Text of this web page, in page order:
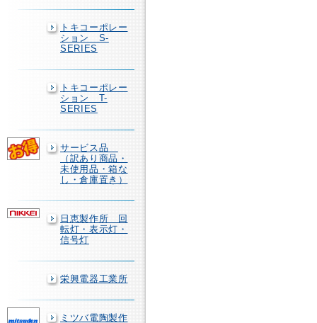
トキコーポレー
ション S-
SERIES
トキコーポレー
ション T-
SERIES
サービス品
（訳あり商品・
未使用品・箱な
し・倉庫置き）
日恵製作所 回
転灯・表示灯・
信号灯
栄興電器工業所
ミツバ電陶製作